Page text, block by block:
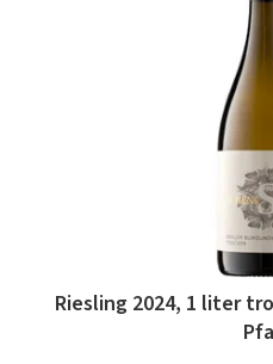
Riesling 2024, 1 liter